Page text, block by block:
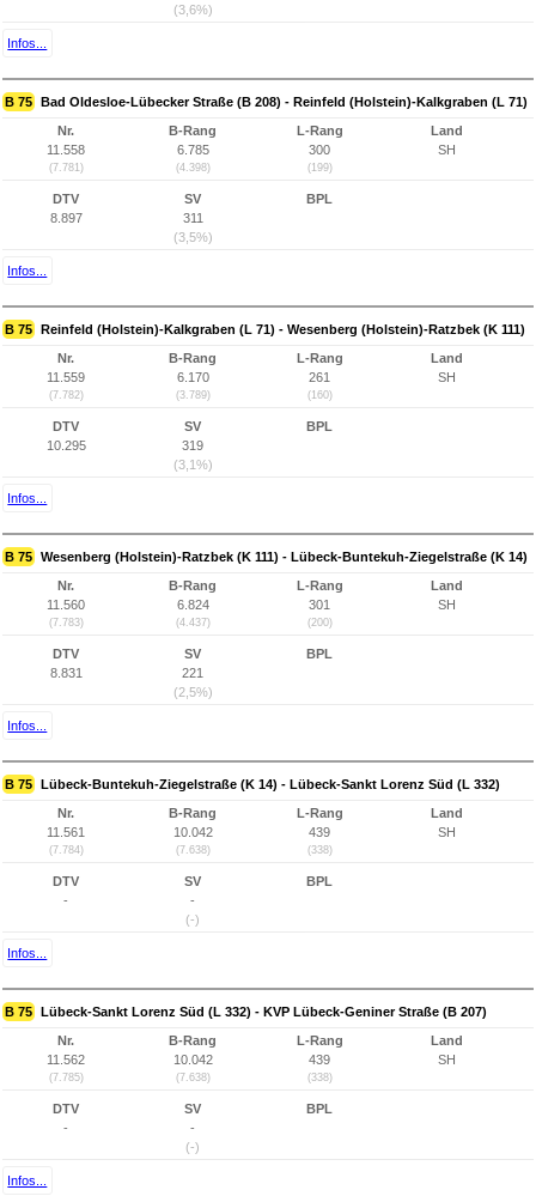
(3,6%)
Infos...
B 75 Bad Oldesloe-Lübecker Straße (B 208) - Reinfeld (Holstein)-Kalkgraben (L 71)
Nr.
11.558
(7.781)
B-Rang
6.785
(4.398)
L-Rang
300
(199)
Land
SH
DTV
8.897
SV
311
(3,5%)
BPL
Infos...
B 75 Reinfeld (Holstein)-Kalkgraben (L 71) - Wesenberg (Holstein)-Ratzbek (K 111)
Nr.
11.559
(7.782)
B-Rang
6.170
(3.789)
L-Rang
261
(160)
Land
SH
DTV
10.295
SV
319
(3,1%)
BPL
Infos...
B 75 Wesenberg (Holstein)-Ratzbek (K 111) - Lübeck-Buntekuh-Ziegelstraße (K 14)
Nr.
11.560
(7.783)
B-Rang
6.824
(4.437)
L-Rang
301
(200)
Land
SH
DTV
8.831
SV
221
(2,5%)
BPL
Infos...
B 75 Lübeck-Buntekuh-Ziegelstraße (K 14) - Lübeck-Sankt Lorenz Süd (L 332)
Nr.
11.561
(7.784)
B-Rang
10.042
(7.638)
L-Rang
439
(338)
Land
SH
DTV
-
SV
-
(-)
BPL
Infos...
B 75 Lübeck-Sankt Lorenz Süd (L 332) - KVP Lübeck-Geniner Straße (B 207)
Nr.
11.562
(7.785)
B-Rang
10.042
(7.638)
L-Rang
439
(338)
Land
SH
DTV
-
SV
-
(-)
BPL
Infos...